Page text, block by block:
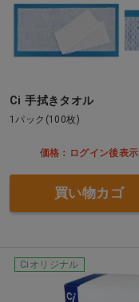
Ci 手拭きタオル
1パック(100枚)
価格：ログイン後表示
買い物カゴ
Ciオリジナル